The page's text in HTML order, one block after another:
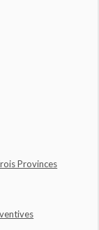
Provinces